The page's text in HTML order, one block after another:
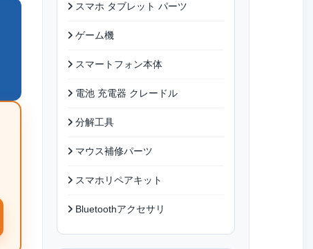
スマホ タブレット パーツ
ゲーム機
スマートフォン本体
電池 充電器 クレードル
分解工具
マウス補修パーツ
スマホリペアキット
Bluetoothアクセサリ